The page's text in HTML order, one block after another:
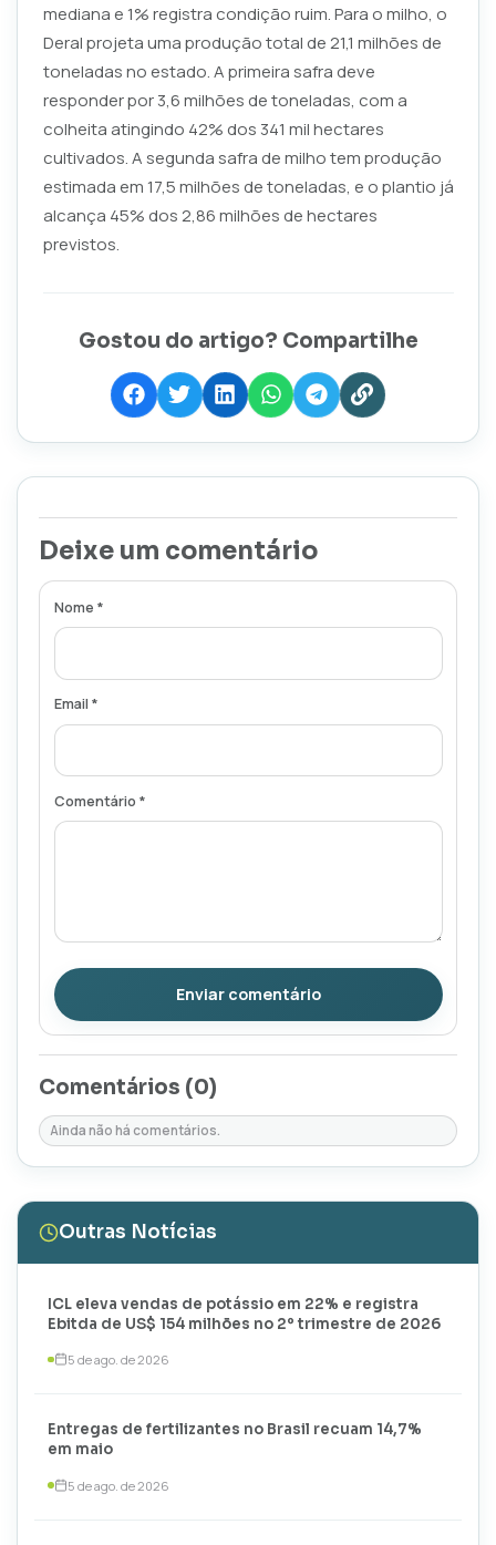
mediana e 1% registra condição ruim. Para o milho, o
Deral projeta uma produção total de 21,1 milhões de
toneladas no estado. A primeira safra deve
responder por 3,6 milhões de toneladas, com a
colheita atingindo 42% dos 341 mil hectares
cultivados. A segunda safra de milho tem produção
estimada em 17,5 milhões de toneladas, e o plantio já
alcança 45% dos 2,86 milhões de hectares
previstos.
Gostou do artigo? Compartilhe
Deixe um comentário
Nome *
Email *
Comentário *
Enviar comentário
Comentários (0)
Ainda não há comentários.
Outras Notícias
ICL eleva vendas de potássio em 22% e registra
Ebitda de US$ 154 milhões no 2º trimestre de 2026
5 de ago. de 2026
Entregas de fertilizantes no Brasil recuam 14,7%
em maio
5 de ago. de 2026